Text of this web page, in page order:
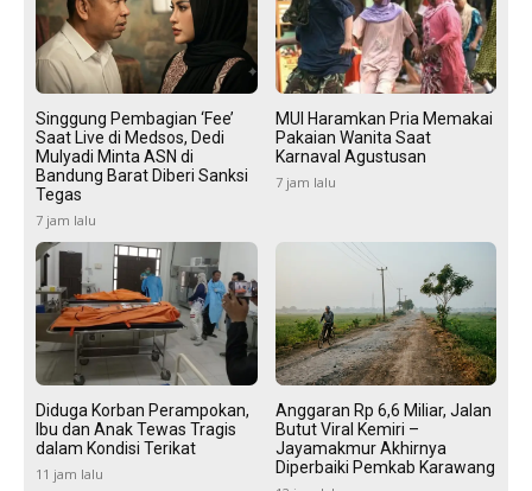
Singgung Pembagian ‘Fee’
Saat Live di Medsos, Dedi
Mulyadi Minta ASN di
Bandung Barat Diberi Sanksi
Tegas
7 jam lalu
MUI Haramkan Pria Memakai
Pakaian Wanita Saat
Karnaval Agustusan
7 jam lalu
Diduga Korban Perampokan,
Ibu dan Anak Tewas Tragis
dalam Kondisi Terikat
11 jam lalu
Anggaran Rp 6,6 Miliar, Jalan
Butut Viral Kemiri –
Jayamakmur Akhirnya
Diperbaiki Pemkab Karawang